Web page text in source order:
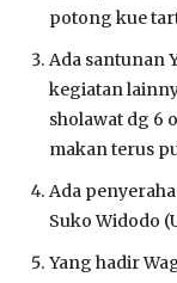
potong kue
Ada santunan
kegiatan
sholawat dg 6
makan terus
Ada
Suko Widodo
Yang hadir